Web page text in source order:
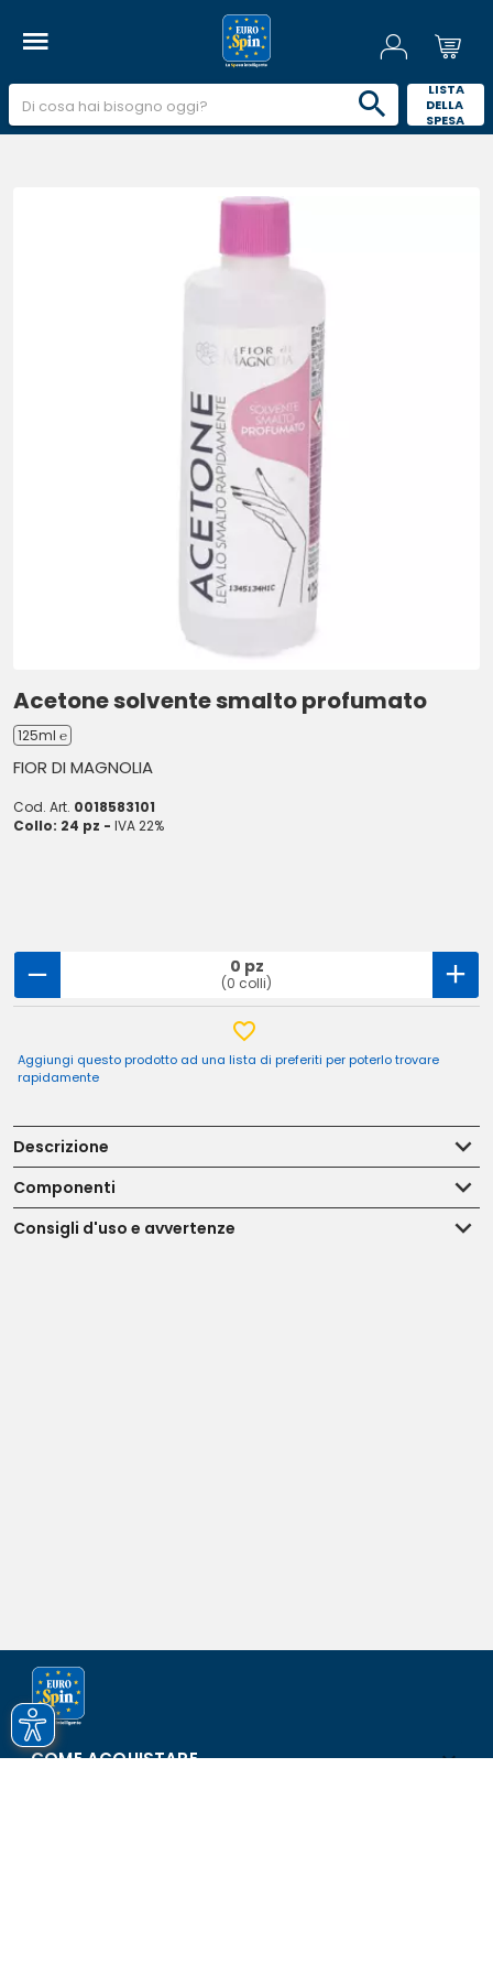
LISTA
DELLA
SPESA
Acetone solvente smalto profumato
125ml ℮
FIOR DI MAGNOLIA
Cod. Art. 0018583101
Collo: 24 pz - IVA 22%
0 pz
(0 colli)
Aggiungi questo prodotto ad una lista di preferiti per poterlo trovare
rapidamente
Descrizione
Componenti
Consigli d'uso e avvertenze
COME ACQUISTARE